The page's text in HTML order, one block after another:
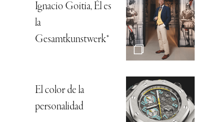
Ignacio Goitia, Él es
la
Gesamtkunstwerk*
El color de la
personalidad